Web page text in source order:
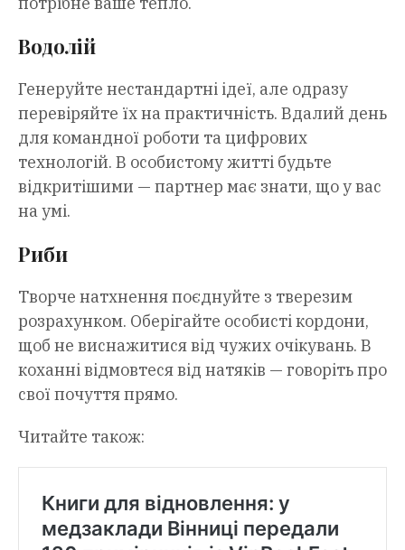
Водолій
Генеруйте нестандартні ідеї, але одразу
перевіряйте їх на практичність. Вдалий день
для командної роботи та цифрових
технологій. В особистому житті будьте
відкритішими — партнер має знати, що у вас
на умі.
Риби
Творче натхнення поєднуйте з тверезим
розрахунком. Оберігайте особисті кордони,
щоб не виснажитися від чужих очікувань. В
коханні відмовтеся від натяків — говоріть про
свої почуття прямо.
Читайте також: